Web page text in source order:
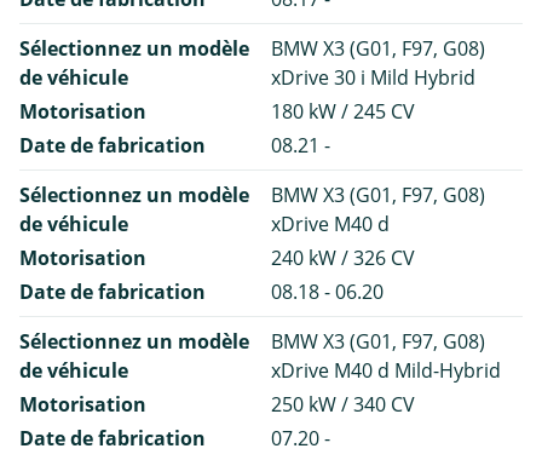
Sélectionnez un modèle
de véhicule
BMW X3 (G01, F97, G08)
xDrive 30 i Mild Hybrid
Motorisation
180 kW / 245 CV
Date de fabrication
08.21 -
Sélectionnez un modèle
de véhicule
BMW X3 (G01, F97, G08)
xDrive M40 d
Motorisation
240 kW / 326 CV
Date de fabrication
08.18 - 06.20
Sélectionnez un modèle
de véhicule
BMW X3 (G01, F97, G08)
xDrive M40 d Mild-Hybrid
Motorisation
250 kW / 340 CV
Date de fabrication
07.20 -